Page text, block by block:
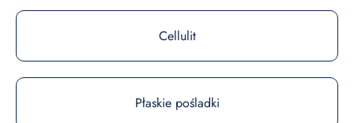
Cellulit
Płaskie pośladki